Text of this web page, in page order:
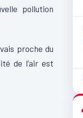
pollution
proche du
de l’air est